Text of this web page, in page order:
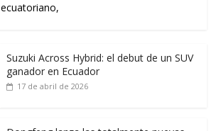
Suzuki Across Hybrid: el debut de un SUV
ganador en Ecuador
17 de abril de 2026